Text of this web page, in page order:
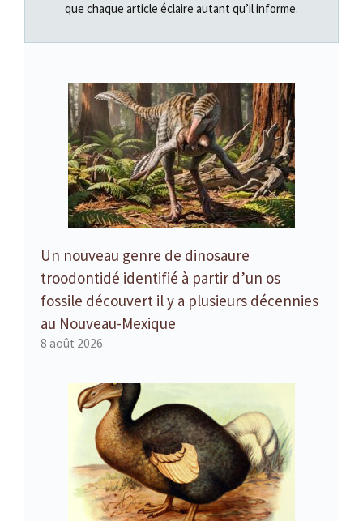
que chaque article éclaire autant qu’il informe.
Un nouveau genre de dinosaure
troodontidé identifié à partir d’un os
fossile découvert il y a plusieurs décennies
au Nouveau-Mexique
8 août 2026